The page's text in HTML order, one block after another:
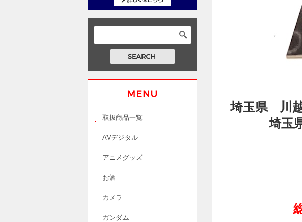
埼玉県 川
埼玉
取扱商品一覧
AVデジタル
アニメグッズ
お酒
カメラ
ガンダム